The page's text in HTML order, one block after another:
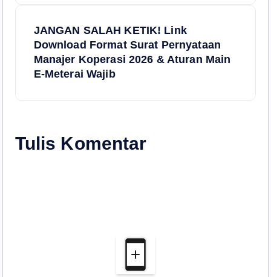
i
JANGAN SALAH KETIK! Link
Download Format Surat Pernyataan
Manajer Koperasi 2026 & Aturan Main
E-Meterai Wajib
Tulis Komentar